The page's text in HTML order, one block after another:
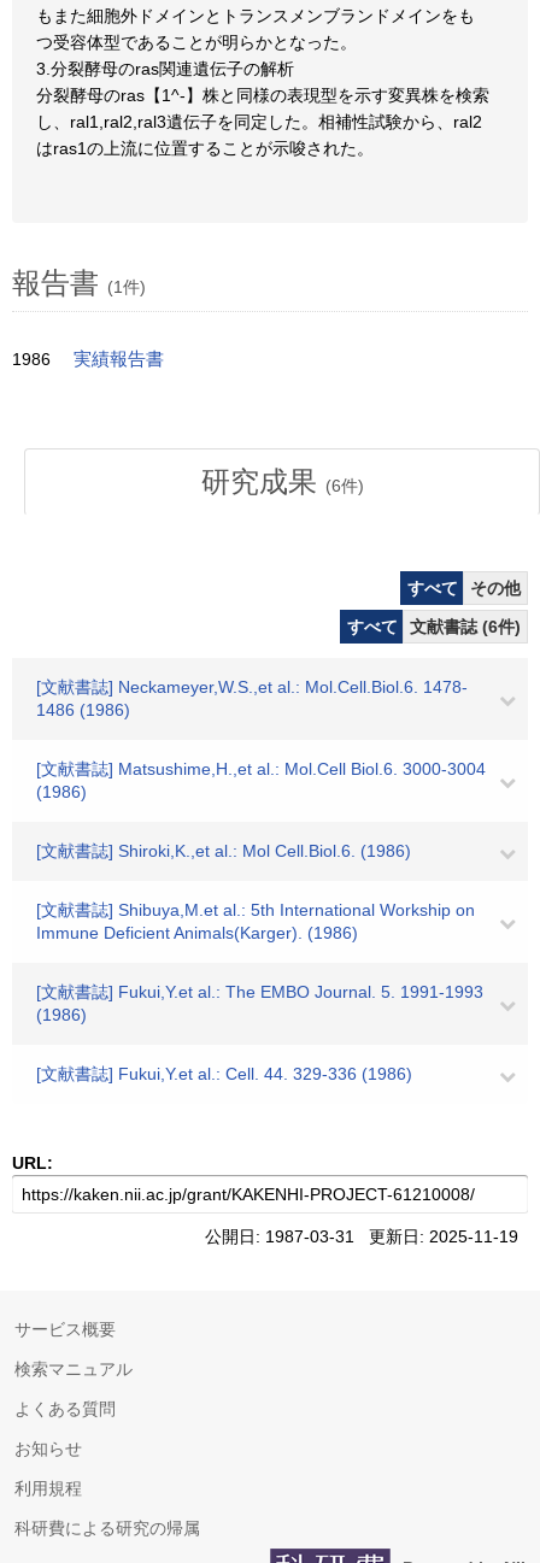
もまた細胞外ドメインとトランスメンブランドメインをも
つ受容体型であることが明らかとなった。
3.分裂酵母のras関連遺伝子の解析
分裂酵母のras【1^-】株と同様の表現型を示す変異株を検索
し、ral1,ral2,ral3遺伝子を同定した。相補性試験から、ral2
はras1の上流に位置することが示唆された。
報告書 (1件)
1986 実績報告書
研究成果 (6件)
すべて
その他
すべて
文献書誌 (6件)
[文献書誌] Neckameyer,W.S.,et al.: Mol.Cell.Biol.6. 1478-
1486 (1986)
[文献書誌] Matsushime,H.,et al.: Mol.Cell Biol.6. 3000-3004
(1986)
[文献書誌] Shiroki,K.,et al.: Mol Cell.Biol.6. (1986)
[文献書誌] Shibuya,M.et al.: 5th International Workship on
Immune Deficient Animals(Karger). (1986)
[文献書誌] Fukui,Y.et al.: The EMBO Journal. 5. 1991-1993
(1986)
[文献書誌] Fukui,Y.et al.: Cell. 44. 329-336 (1986)
URL:
公開日: 1987-03-31 更新日: 2025-11-19
サービス概要
検索マニュアル
よくある質問
お知らせ
利用規程
科研費による研究の帰属